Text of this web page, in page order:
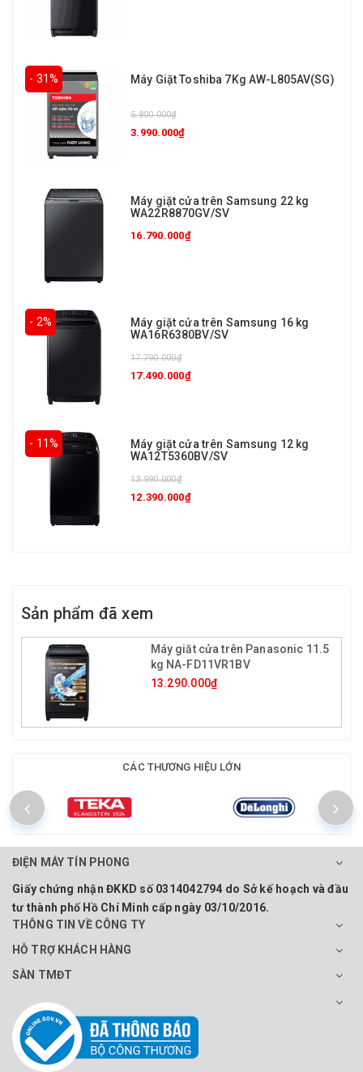
- 31% Máy Giặt Toshiba 7Kg AW-L805AV(SG)
5.800.000₫
3.990.000₫
Máy giặt cửa trên Samsung 22 kg
WA22R8870GV/SV
16.790.000₫
- 2%
Máy giặt cửa trên Samsung 16 kg
WA16R6380BV/SV
17.790.000₫
17.490.000₫
- 11%
Máy giặt cửa trên Samsung 12 kg
WA12T5360BV/SV
13.990.000₫
12.390.000₫
Sản phẩm đã xem
Máy giăt cửa trên Panasonic 11.5
kg NA-FD11VR1BV
13.290.000₫
CÁC THƯƠNG HIỆU LỚN
ĐIỆN MÁY TÍN PHONG
Giấy chứng nhận ĐKKD số 0314042794 do Sở kế hoạch và đầu
tư thành phố Hồ Chí Minh cấp ngày 03/10/2016.
THÔNG TIN VỀ CÔNG TY
HỖ TRỢ KHÁCH HÀNG
SÀN TMĐT